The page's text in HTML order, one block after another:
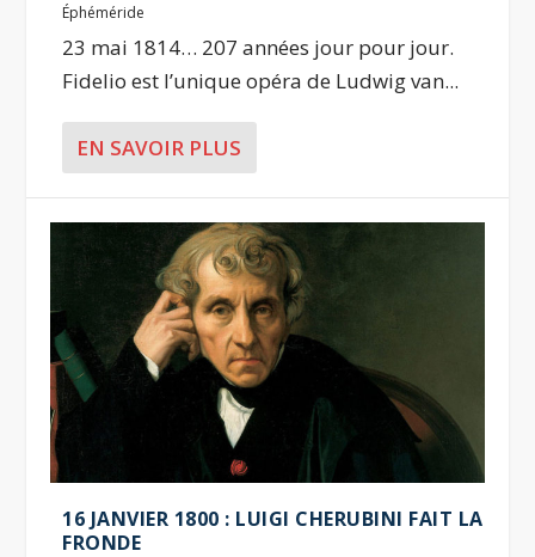
Éphéméride
23 mai 1814… 207 années jour pour jour.
Fidelio est l’unique opéra de Ludwig van...
EN SAVOIR PLUS
16 JANVIER 1800 : LUIGI CHERUBINI FAIT LA
FRONDE